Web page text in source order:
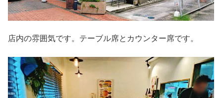
店内の雰囲気です。テーブル席とカウンター席です。